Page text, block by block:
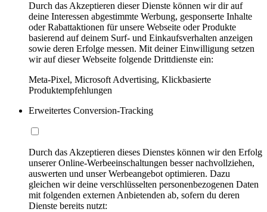
Durch das Akzeptieren dieser Dienste können wir dir auf
deine Interessen abgestimmte Werbung, gesponserte Inhalte
oder Rabattaktionen für unsere Webseite oder Produkte
basierend auf deinem Surf- und Einkaufsverhalten anzeigen
sowie deren Erfolge messen. Mit deiner Einwilligung setzen
wir auf dieser Webseite folgende Drittdienste ein:
Meta-Pixel, Microsoft Advertising, Klickbasierte
Produktempfehlungen
Erweitertes Conversion-Tracking
Durch das Akzeptieren dieses Dienstes können wir den Erfolg
unserer Online-Werbeeinschaltungen besser nachvollziehen,
auswerten und unser Werbeangebot optimieren. Dazu
gleichen wir deine verschlüsselten personenbezogenen Daten
mit folgenden externen Anbietenden ab, sofern du deren
Dienste bereits nutzt: